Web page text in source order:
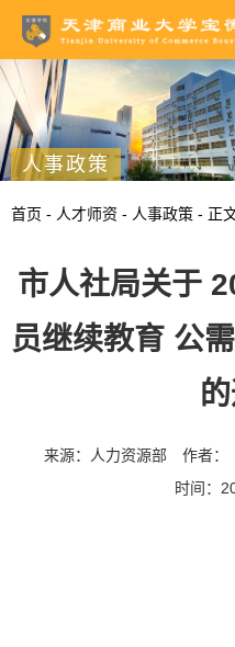
人事政策
首页 - 人才师资 - 人事政策 - 正
市人社局关于
员继续教育 公
来源：人力资源部 作者：
时间：